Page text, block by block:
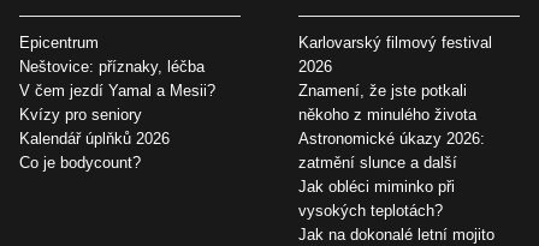
Epicentrum
Neštovice: příznaky, léčba
V čem jezdí Yamal a Mesii?
Kvízy pro seniory
Kalendář úplňků 2026
Co je bodycount?
Karlovarský filmový festival
2026
Znamení, že jste potkali
někoho z minulého života
Astronomické úkazy 2026:
zatmění slunce a další
Jak obléci miminko při
vysokých teplotách?
Jak na dokonalé letní mojito